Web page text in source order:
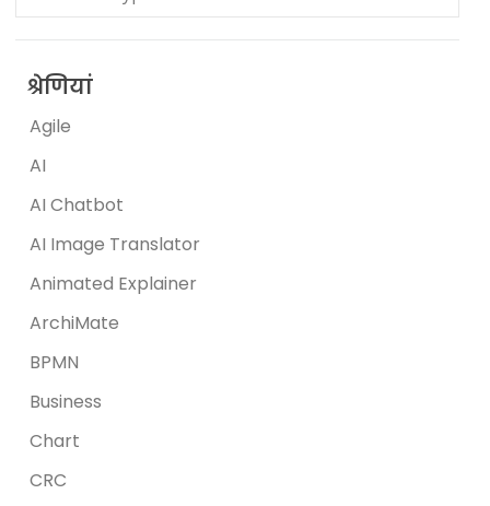
श्रेणियां
Agile
AI
AI Chatbot
AI Image Translator
Animated Explainer
ArchiMate
BPMN
Business
Chart
CRC